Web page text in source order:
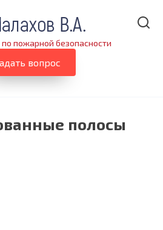
пожарной безопасности
вопрос
полосы